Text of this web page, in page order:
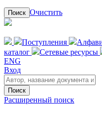
Поиск Очистить
Поступления
каталог
Сетевые ресурсы
ENG
Вход
Поиск
Расширенный поиск